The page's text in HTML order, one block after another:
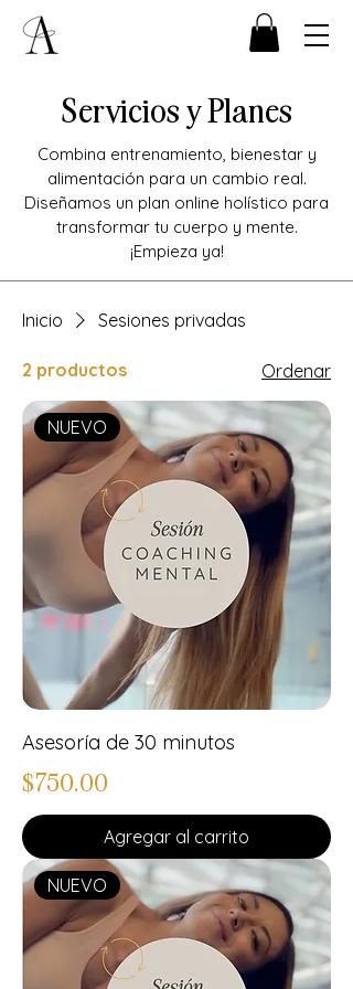
Servicios y Planes
Combina entrenamiento, bienestar y
alimentación para un cambio real.
Diseñamos un plan online holístico para
transformar tu cuerpo y mente.
¡Empieza ya!
Inicio Sesiones privadas
2 productos Ordenar
NUEVO
Asesoría de 30 minutos
Precio
$750.00
Agregar al carrito
NUEVO